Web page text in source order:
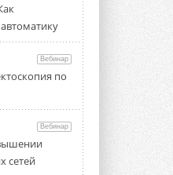
Вебинар
по
Вебинар
сетей